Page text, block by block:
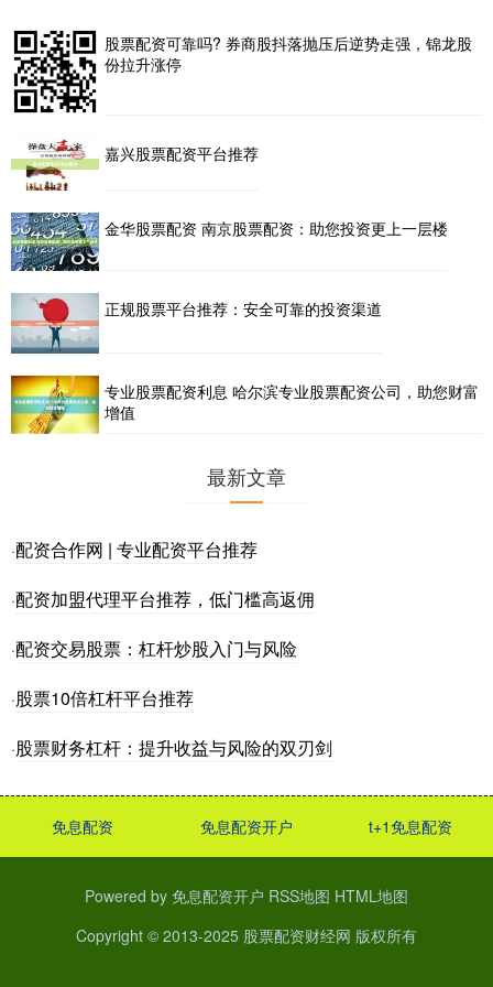
股票配资可靠吗? 券商股抖落抛压后逆势走强，锦龙股
份拉升涨停
嘉兴股票配资平台推荐
金华股票配资 南京股票配资：助您投资更上一层楼
正规股票平台推荐：安全可靠的投资渠道
专业股票配资利息 哈尔滨专业股票配资公司，助您财富
增值
最新文章
·配资合作网 | 专业配资平台推荐
·配资加盟代理平台推荐，低门槛高返佣
·配资交易股票：杠杆炒股入门与风险
·股票10倍杠杆平台推荐
·股票财务杠杆：提升收益与风险的双刃剑
免息配资 免息配资开户 t+1免息配资
Powered by 免息配资开户 RSS地图 HTML地图
Copyright © 2013-2025 股票配资财经网 版权所有